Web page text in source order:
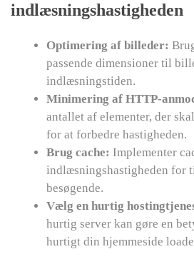
indlæsningshastigheden
Optimering af billeder:
passende dimensioner til
indlæsningstiden.
Minimering af HTTP-
antallet af elementer, der
for at forbedre hastigheden.
Brug cache: Implementer
indlæsningshastigheden for
besøgende.
Vælg en hurtig
hurtig server kan gøre en
hurtigt din hjemmeside